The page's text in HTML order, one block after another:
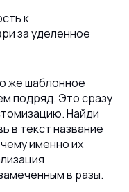
к
за уделенное
же шаблонное
подряд. Это сразу
Найди
в текст название
именно их
в разы.